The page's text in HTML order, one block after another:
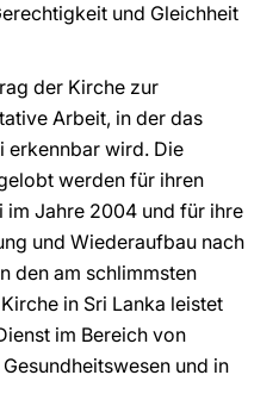
und Gleichheit
der Kirche zur
Arbeit, in der das
erkennbar wird. Die
werden für ihren
im Jahre 2004 und für ihre
und Wiederaufbau nach
den am schlimmsten
in Sri Lanka leistet
im Bereich von
und in